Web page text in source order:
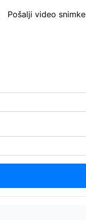
Pošalji video snimke